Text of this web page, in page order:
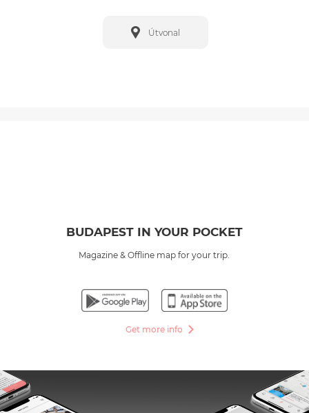
Útvonal
BUDAPEST IN YOUR POCKET
Magazine & Offline map for your trip.
Get more info